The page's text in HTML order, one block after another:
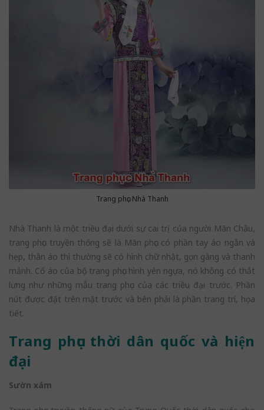
Trang phục Nhà Thanh
Nhà Thanh là một triều đại dưới sự cai trị của người Mãn Châu,
trang phục truyền thống sẽ là Mãn phục có phần tay áo ngắn và
hẹp, thân áo thì thường sẽ có hình chữ nhật, gọn gàng và thanh
mảnh. Cổ áo của bộ trang phục hình yên ngựa, nó không có thắt
lưng như những mẫu trang phục của các triều đại trước. Phần
nút được đặt trên mặt trước và bên phải là phần trang trí, họa
tiết.
Trang phục thời dân quốc và hiện
đại
Sườn xám